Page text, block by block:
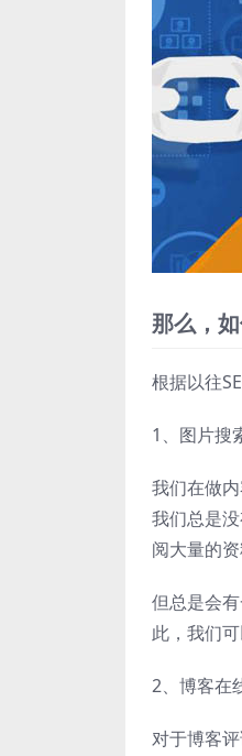
那么，
根据以往
1、图片搜
我们在做
我们总是
阅大量的资
但总是会
此，我们
2、博客在
对于博客